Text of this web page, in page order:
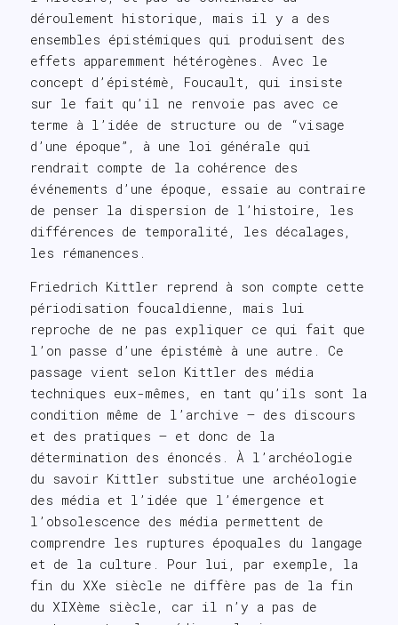
déroulement historique, mais il y a des
ensembles épistémiques qui produisent des
effets apparemment hétérogènes. Avec le
concept d’épistémè, Foucault, qui insiste
sur le fait qu’il ne renvoie pas avec ce
terme à l’idée de structure ou de “visage
d’une époque”, à une loi générale qui
rendrait compte de la cohérence des
événements d’une époque, essaie au contraire
de penser la dispersion de l’histoire, les
différences de temporalité, les décalages,
les rémanences.
Friedrich Kittler reprend à son compte cette
périodisation foucaldienne, mais lui
reproche de ne pas expliquer ce qui fait que
l’on passe d’une épistémè à une autre. Ce
passage vient selon Kittler des média
techniques eux-mêmes, en tant qu’ils sont la
condition même de l’archive – des discours
et des pratiques – et donc de la
détermination des énoncés. À l’archéologie
du savoir Kittler substitue une archéologie
des média et l’idée que l’émergence et
l’obsolescence des média permettent de
comprendre les ruptures époquales du langage
et de la culture. Pour lui, par exemple, la
fin du XXe siècle ne diffère pas de la fin
du XIXème siècle, car il n’y a pas de